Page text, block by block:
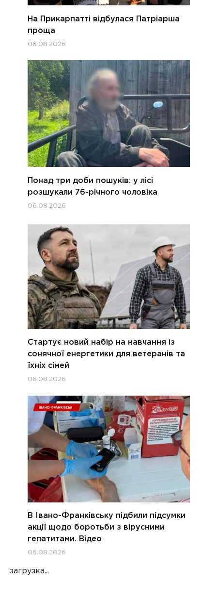
На Прикарпатті відбулася Патріарша
проща
06.08.2026
Понад три доби пошуків: у лісі
розшукали 76-річного чоловіка
06.08.2026
Стартує новий набір на навчання із
сонячної енергетики для ветеранів та
їхніх сімей
06.08.2026
В Івано-Франківську підбили підсумки
акції щодо боротьби з вірусними
гепатитами. Відео
06.08.2026
загрузка...